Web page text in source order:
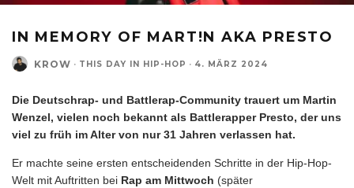
IN MEMORY OF MART!N AKA PRESTO
KROW · THIS DAY IN HIP-HOP · 4. MÄRZ 2024
Die Deutschrap- und Battlerap-Community trauert um Martin
Wenzel, vielen noch bekannt als Battlerapper Presto, der uns
viel zu früh im Alter von nur 31 Jahren verlassen hat.
Er machte seine ersten entscheidenden Schritte in der Hip-Hop-
Welt mit Auftritten bei Rap am Mittwoch (später